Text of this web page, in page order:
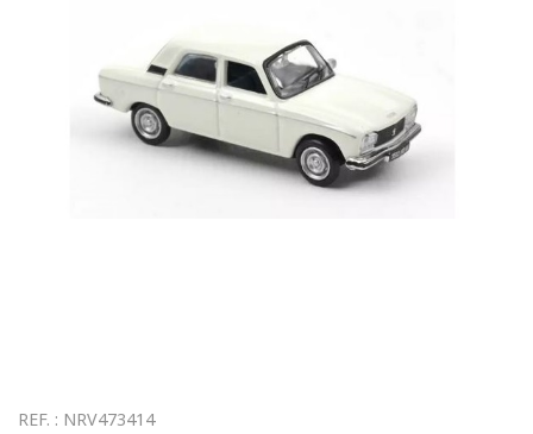
REF. : NRV473414